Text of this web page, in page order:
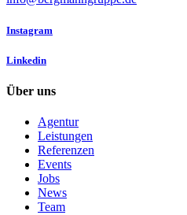
Instagram
Linkedin
Über uns
Agentur
Leistungen
Referenzen
Events
Jobs
News
Team